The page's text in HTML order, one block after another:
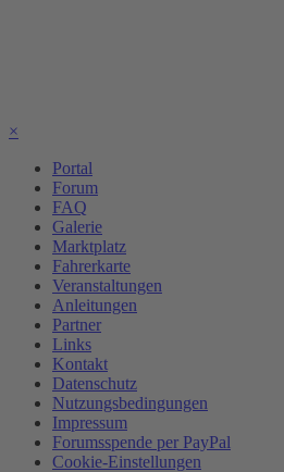
×
Portal
Forum
FAQ
Galerie
Marktplatz
Fahrerkarte
Veranstaltungen
Anleitungen
Partner
Links
Kontakt
Datenschutz
Nutzungsbedingungen
Impressum
Forumsspende per PayPal
Cookie-Einstellungen